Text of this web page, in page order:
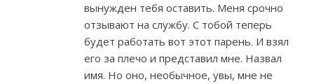
вынужден тебя оставить. Меня срочно
отзывают на службу. С тобой теперь
будет работать вот этот парень. И взял
его за плечо и представил мне. Назвал
имя. Но оно, необычное, увы, мне не